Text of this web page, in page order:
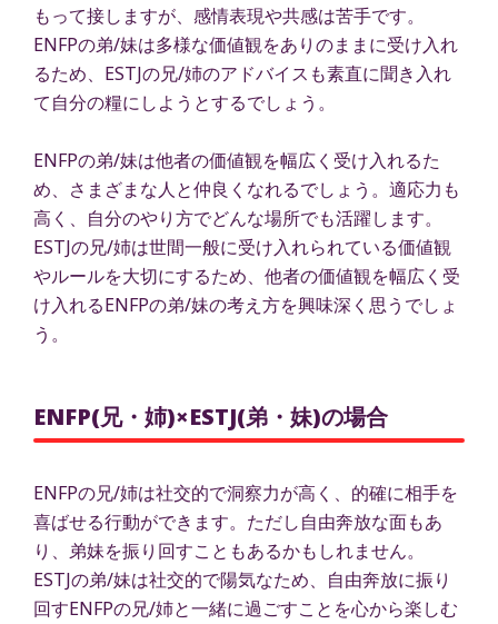
もって接しますが、感情表現や共感は苦手です。
ENFPの弟/妹は多様な価値観をありのままに受け入れ
るため、ESTJの兄/姉のアドバイスも素直に聞き入れ
て自分の糧にしようとするでしょう。
ENFPの弟/妹は他者の価値観を幅広く受け入れるた
め、さまざまな人と仲良くなれるでしょう。適応力も
高く、自分のやり方でどんな場所でも活躍します。
ESTJの兄/姉は世間一般に受け入れられている価値観
やルールを大切にするため、他者の価値観を幅広く受
け入れるENFPの弟/妹の考え方を興味深く思うでしょ
う。
ENFP(兄・姉)×ESTJ(弟・妹)の場合
ENFPの兄/姉は社交的で洞察力が高く、的確に相手を
喜ばせる行動ができます。ただし自由奔放な面もあ
り、弟妹を振り回すこともあるかもしれません。
ESTJの弟/妹は社交的で陽気なため、自由奔放に振り
回すENFPの兄/姉と一緒に過ごすことを心から楽しむ